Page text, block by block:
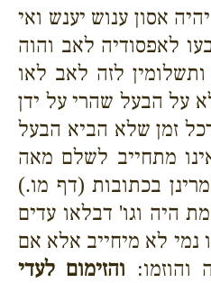
אסון ענוש יענש ואי
לאפסודיה לאב והוה
לזה לאב לאו
על הבעל שהרי על ידן
זמן שלא הביא הבעל
מתחייב לשלם מאה
בכתובות (דף מו.)
היה וגו' דבלאו עדים
נמי לא מיחייב אלא אם
והוזמו: והזימום לעדי